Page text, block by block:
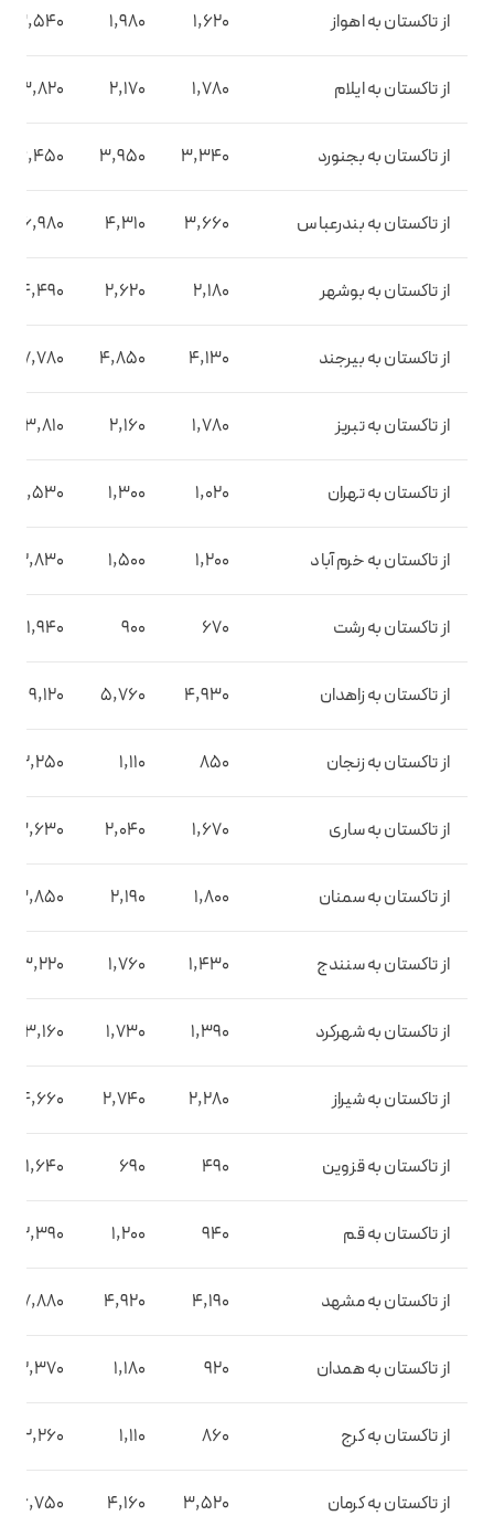
از تاکستان به اهواز 1,620
1,980
3,540
از تاکستان به ایلام 1,780
2,170
3,820
از تاکستان به بجنورد 3,340
3,950
6,450
از تاکستان به بندرعباس 3,660
4,310
6,980
از تاکستان به بوشهر 2,180
2,620
4,490
از تاکستان به بیرجند 4,130
4,850
7,780
از تاکستان به تبریز 1,780
2,160
3,810
از تاکستان به تهران 1,020
1,300
2,530
از تاکستان به خرم آباد 1,200
1,500
2,830
از تاکستان به رشت 670
900
1,940
از تاکستان به زاهدان 4,930
5,760
9,120
از تاکستان به زنجان 850
1,110
2,250
از تاکستان به ساری 1,670
2,040
3,630
از تاکستان به سمنان 1,800
2,190
3,850
از تاکستان به سنندج 1,430
1,760
3,220
از تاکستان به شهرکرد 1,390
1,730
3,160
از تاکستان به شیراز 2,280
2,740
4,660
از تاکستان به قزوین 490
690
1,640
از تاکستان به قم 940
1,200
2,390
از تاکستان به مشهد 4,190
4,920
7,880
از تاکستان به همدان 920
1,180
2,370
از تاکستان به کرج 860
1,110
2,260
از تاکستان به کرمان 3,520
4,160
6,750